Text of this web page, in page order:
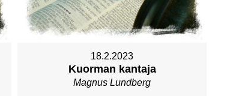
18.2.2023
Kuorman kantaja
Magnus Lundberg